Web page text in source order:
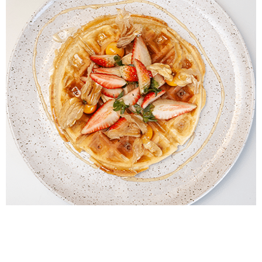
Arroz à Parmegiana
Faça agora mesmo!